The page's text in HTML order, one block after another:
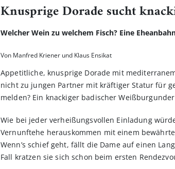
Knusprige Dorade sucht
Welcher Wein zu welchem Fisch? Eine
Von Manfred Kriener und Klaus Ensikat
Appetitliche, knusprige Dorade mit
nicht zu jungen Partner mit kräftiger Statur für
melden? Ein knackiger badischer
Wie bei jeder verheißungsvollen Einladung
Vernunftehe herauskommen mit einem
Wenn’s schief geht, fällt die Dame auf einen
Fall kratzen sie sich schon beim ersten